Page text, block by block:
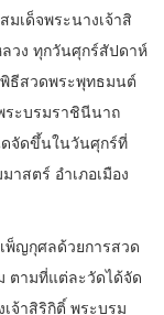
เด็จพระนางเจ้าสิ
วง ทุกวันศุกร์สัปดาห์
ธีสวดพระพุทธมนต์
ระบรมราชินีนาถ
จัดขึ้นในวันศุกร์ที่
สตร์ อำเภอเมือง
ญกุศลด้วยการสวด
ตามที่แต่ละวัดได้จัด
จ้าสิริกิติ์ พระบรม